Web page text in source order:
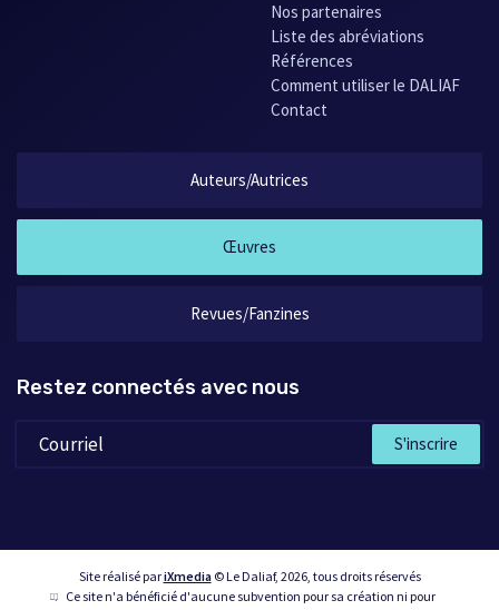
Nos partenaires
Liste des abréviations
Références
Comment utiliser le DALIAF
Contact
Auteurs/Autrices
Œuvres
Revues/Fanzines
Restez connectés avec nous
S'inscrire
Site réalisé pariXmedia© Le Daliaf, 2026, tous droits réservés
Ce site n'a bénéficié d'aucune subvention pour sa création ni pour